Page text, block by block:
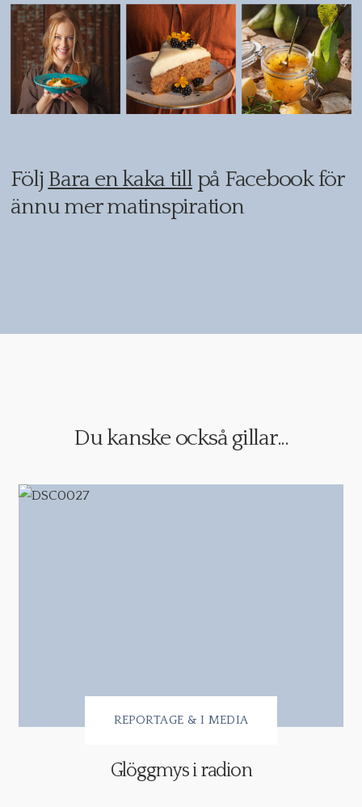
Följ Bara en kaka tillpå Facebook för
ännu mer matinspiration
Du kanske också gillar...
REPORTAGE & I MEDIA
Glöggmys i radion